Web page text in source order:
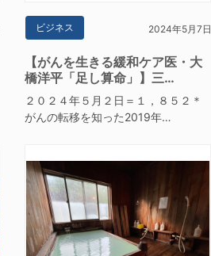
ビジネス 2024年5月7日
【がんを生きる緩和ケア医・大
橋洋平「足し算命」】三…
２０２４年５月２日＝１，８５２＊
がんの転移を知った2019年…